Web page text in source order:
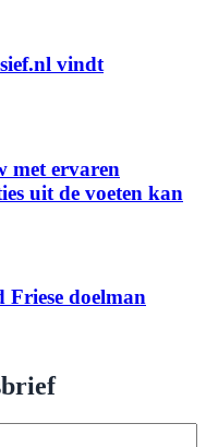
vindt
met ervaren
uit de voeten kan
doelman